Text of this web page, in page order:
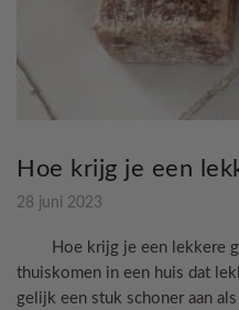
Hoe krijg je een
28 juni 2023
Hoe krijg je een lekkere
thuiskomen in een huis dat
gelijk een stuk schoner aan